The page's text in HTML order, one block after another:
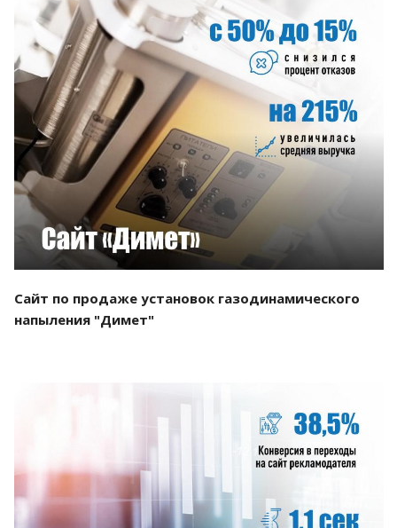
Смотреть проект
Сайт по продаже установок газодинамического
напыления "Димет"